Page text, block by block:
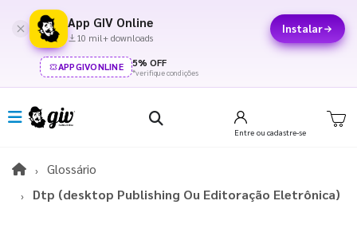
App GIV Online
10 mil+ downloads
Instalar
APPGIVONLINE 5% OFF
*verifique condições
Entre ou cadastre-se
Glossário
Dtp (desktop Publishing Ou Editoração Eletrônica)